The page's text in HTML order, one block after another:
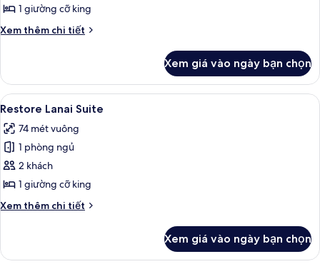
1 giường cỡ king
Xem thêm chi tiết
Chi
Bungalow
Xem giá vào ngày bạn chọn
Xem
tất
cả
ảnh
Restore
Lanai
Suite
Restore Lanai Suite | Bộ trải giường
5
Restore Lanai Suite
74 mét vuông
1 phòng ngủ
2 khách
1 giường cỡ king
Xem thêm chi tiết
Chi
Restore
Xem giá vào ngày bạn chọn